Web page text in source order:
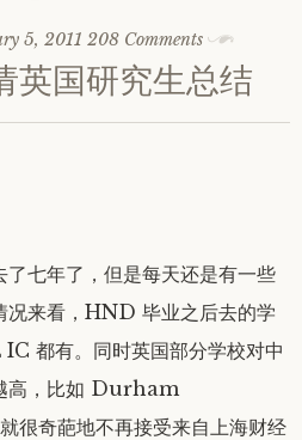
5, 2011 208 Comments
英国研究生总结
七年了，但是每天还是有一些
况来看，HND 毕业之后去的学
都有。同时英国部分学校对中
高，比如 Durham
奇葩地不再接受来自上海财经